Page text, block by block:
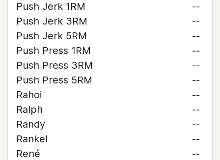
Push Jerk 1RM
--
Push Jerk 3RM
--
Push Jerk 5RM
--
Push Press 1RM
--
Push Press 3RM
--
Push Press 5RM
--
Rahoi
--
Ralph
--
Randy
--
Rankel
--
René
--